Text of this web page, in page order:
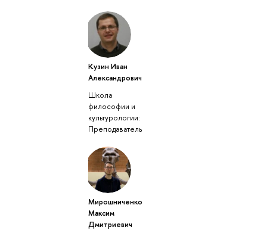
Кузин Иван
Александрович
Школа
философии и
культурологии:
Преподаватель
Мирошниченко
Максим
Дмитриевич